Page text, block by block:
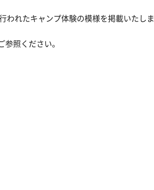
れたキャンプ体験の模様を掲載いたしま
照ください。